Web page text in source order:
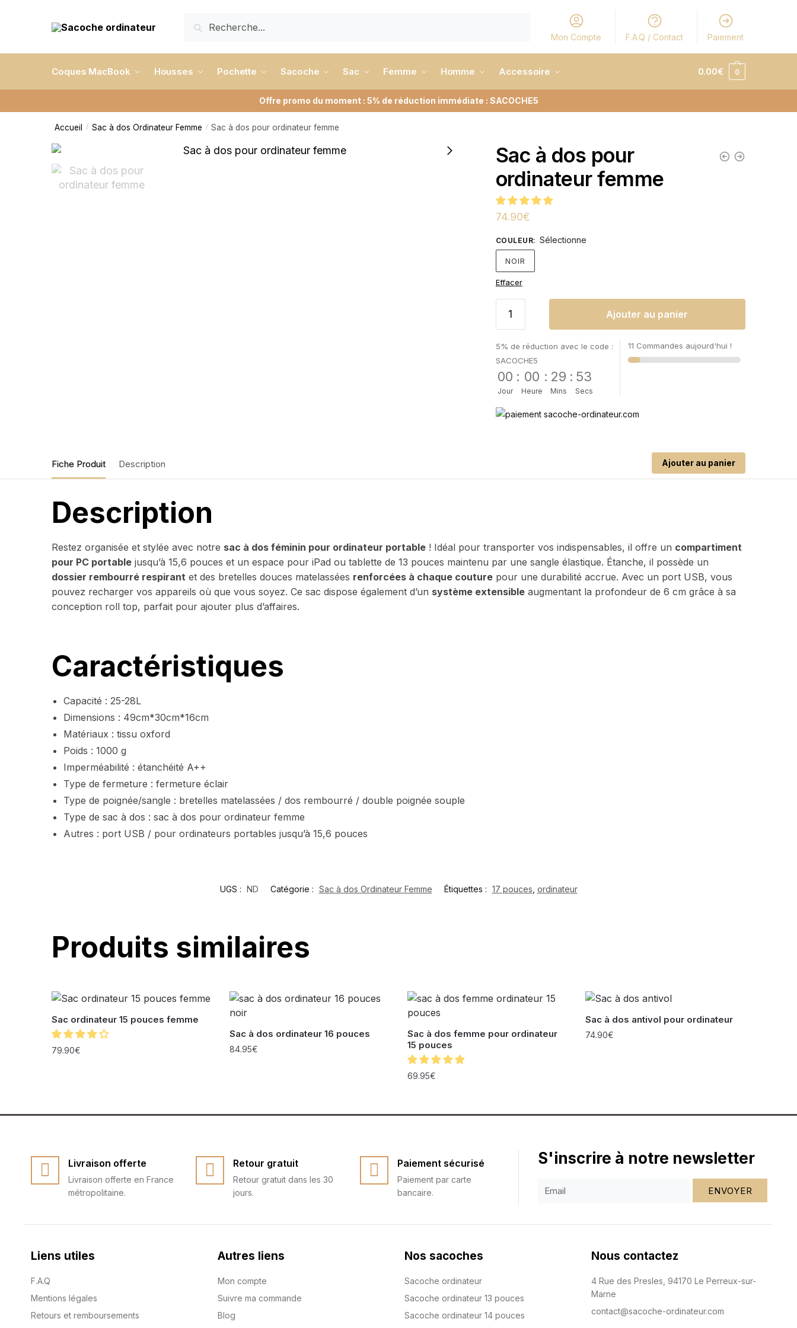
Mon Compte F.A.Q / Contact Paiement
Coques MacBook Housses Pochette Sacoche Sac Femme Homme Accessoire 0.00€ 0
Offre promo du moment : 5% de réduction immédiate : SACOCHE5
Accueil / Sac à dos Ordinateur Femme / Sac à dos pour ordinateur femme
Sac à dos pour
ordinateur femme
74.90€
COULEUR: Sélectionne
NOIR
Effacer
Ajouter au panier
5% de réduction avec le code :
SACOCHE5
00
Jour
: 00
Heure
: 29
Mins
: 53
Secs
11 Commandes aujourd'hui !
Fiche Produit Description Ajouter au panier
Description
Restez organisée et stylée avec notre sac à dos féminin pour ordinateur portable ! Idéal pour transporter vos indispensables, il offre un compartiment
pour PC portable jusqu’à 15,6 pouces et un espace pour iPad ou tablette de 13 pouces maintenu par une sangle élastique. Étanche, il possède un
dossier rembourré respirant et des bretelles douces matelassées renforcées à chaque couture pour une durabilité accrue. Avec un port USB, vous
pouvez recharger vos appareils où que vous soyez. Ce sac dispose également d’un système extensible augmentant la profondeur de 6 cm grâce à sa
conception roll top, parfait pour ajouter plus d’affaires.
Caractéristiques
Capacité : 25-28L
Dimensions : 49cm*30cm*16cm
Matériaux : tissu oxford
Poids : 1000 g
Imperméabilité : étanchéité A++
Type de fermeture : fermeture éclair
Type de poignée/sangle : bretelles matelassées / dos rembourré / double poignée souple
Type de sac à dos : sac à dos pour ordinateur femme
Autres : port USB / pour ordinateurs portables jusqu’à 15,6 pouces
UGS : ND Catégorie : Sac à dos Ordinateur Femme Étiquettes : 17 pouces ordinateur
Produits similaires
Sac ordinateur 15 pouces femme
79.90€
Sac à dos ordinateur 16 pouces
84.95€
Sac à dos femme pour ordinateur
15 pouces
69.95€
Sac à dos antivol pour ordinateur
74.90€
Livraison offerte
Livraison offerte en France
métropolitaine.
Retour gratuit
Retour gratuit dans les 30
jours.
Paiement sécurisé
Paiement par carte
bancaire.
S'inscrire à notre newsletter
ENVOYER
Liens utiles
F.A.Q
Mentions légales
Retours et remboursements
Autres liens
Mon compte
Suivre ma commande
Blog
Nos sacoches
Sacoche ordinateur
Sacoche ordinateur 13 pouces
Sacoche ordinateur 14 pouces
Nous contactez
4 Rue des Presles, 94170 Le Perreux-sur-
Marne
contact@sacoche-ordinateur.com